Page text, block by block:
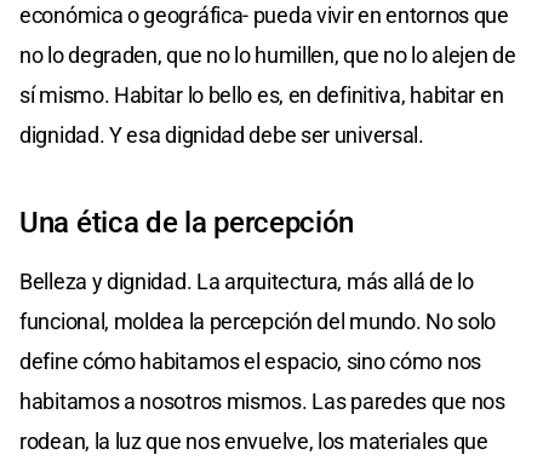
económica o geográfica- pueda vivir en entornos que
no lo degraden, que no lo humillen, que no lo alejen de
sí mismo. Habitar lo bello es, en definitiva, habitar en
dignidad. Y esa dignidad debe ser universal.
Una ética de la percepción
Belleza y dignidad. La arquitectura, más allá de lo
funcional, moldea la percepción del mundo. No solo
define cómo habitamos el espacio, sino cómo nos
habitamos a nosotros mismos. Las paredes que nos
rodean, la luz que nos envuelve, los materiales que